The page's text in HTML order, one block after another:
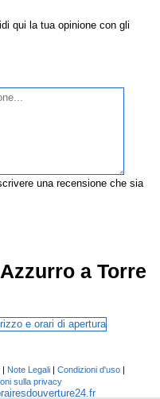
qui la tua opinione con gli
una recensione che sia
a Torre
| Note Legali| Condizioni d'uso|
sulla privacy